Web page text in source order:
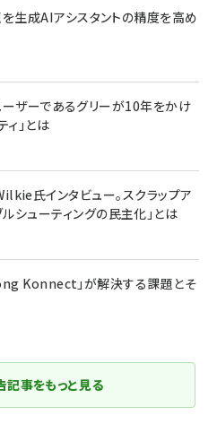
生成AIアシスタントの精度を高め
ザーであるグリーが10年をかけ
」とは
氏インタビュー。スクラップア
シューティングの民主化」とは
Konnect」が解決する課題とそ
記事をもっと見る